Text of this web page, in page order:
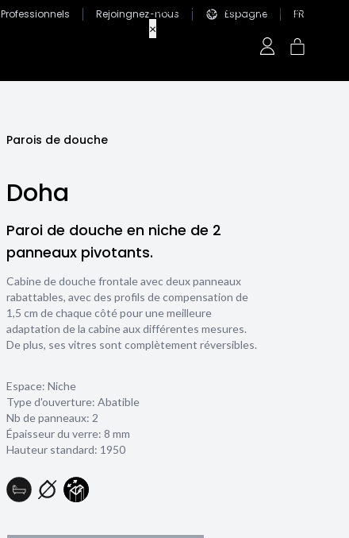
Professionnels Rejoingnez-nous Espagne FR
Parois de douche
Doha
Paroi de douche en niche de 2
panneaux pivotants.
Cabine de douche frontale avec deux panneaux
rabattables, avec des profils de compensation de
1,5 cm de chaque côté pour une meilleure
adaptation de la cabine aux différentes mesures.
De plus, ses vitres sont complètement réversibles.
Espace: Niche
Type d'ouverture: Abatible
Nb de panneaux: 2
Épaisseur du verre: 8 mm
Hauteur standard: 1950